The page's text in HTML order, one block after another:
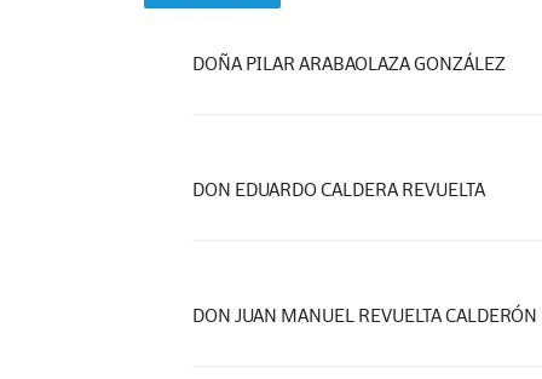
DOÑA PILAR ARABAOLAZA GONZÁLEZ
DON EDUARDO CALDERA REVUELTA
DON JUAN MANUEL REVUELTA CALDERÓN